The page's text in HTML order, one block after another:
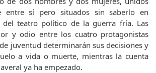
entre sí pero situados sin saberlo en
del teatro político de la guerra fría. Las
y odio entre los cuatro protagonistas
juventud determinarán sus decisiones y
a vida o muerte, mientras la cuenta
ya ha empezado.